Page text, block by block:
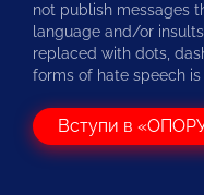
not publish messages
language and/or
replaced with dots,
forms of hate speech
Вступи в